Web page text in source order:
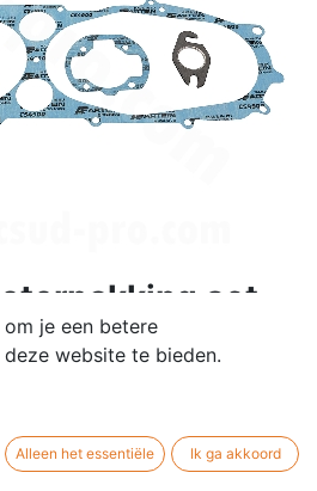
set
MBK 50 Booster
Bw’s 50. Ideaal voor
het motorblok en zorgt voor
je een betere
website te bieden.
Alleen het essentiële Ik ga akkoord